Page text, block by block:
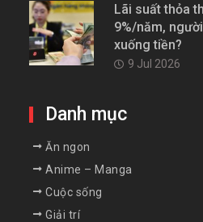
Lãi suất thỏa
9%/năm,
xuống tiền?
9 Jul 2026
Danh mục
Ăn ngon
Anime – Manga
Cuộc sống
Giải trí